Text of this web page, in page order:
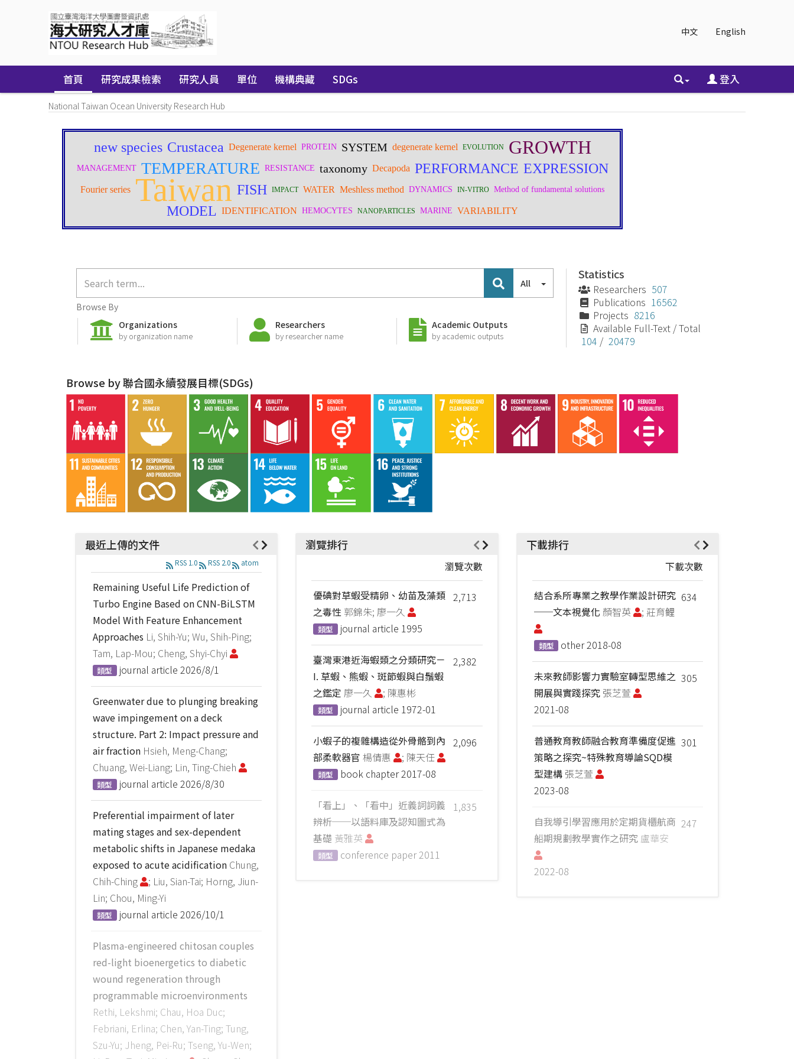
中文 English
首頁 研究成果檢索 研究人員 單位 機構典藏 SDGs 登入
National Taiwan Ocean University Research Hub
All
Browse By
Organizations
by organization name
Researchers
by researcher name
Academic Outputs
by academic outputs
Statistics
Researchers 507
Publications 16562
Projects 8216
Available Full-Text / Total
104 / 20479
Browse by 聯合國永續發展目標(SDGs)
最近上傳的文件
RSS 1.0 RSS 2.0 atom
Remaining Useful Life Prediction of
Turbo Engine Based on CNN-BiLSTM
Model With Feature Enhancement
Approaches Li, Shih-Yu; Wu, Shih-Ping;
Tam, Lap-Mou; Cheng, Shyi-Chyi
類型 journal article 2026/8/1
Greenwater due to plunging breaking
wave impingement on a deck
structure. Part 2: Impact pressure and
air fraction Hsieh, Meng-Chang;
Chuang, Wei-Liang; Lin, Ting-Chieh
類型 journal article 2026/8/30
Preferential impairment of later
mating stages and sex-dependent
metabolic shifts in Japanese medaka
exposed to acute acidification Chung,
Chih-Ching
; Liu, Sian-Tai; Horng, Jiun-
Lin; Chou, Ming-Yi
類型 journal article 2026/10/1
Plasma-engineered chitosan couples
red-light bioenergetics to diabetic
wound regeneration through
programmable microenvironments
Rethi, Lekshmi; Chau, Hoa Duc;
Febriani, Erlina; Chen, Yan-Ting; Tung,
Szu-Yu; Jheng, Pei-Ru; Tseng, Yu-Wen;
瀏覽排行
瀏覽次數
2,713
優碘對草蝦受精卵、幼苗及藻類
之毒性郭錦朱; 廖一久
類型 journal article 1995
2,382
臺灣東港近海蝦類之分類研究－
I. 草蝦、熊蝦、斑節蝦與白鬚蝦
之鑑定 廖一久 ; 陳惠彬
類型 journal article 1972-01
2,096
小蝦子的複雜構造從外骨骼到內
部柔軟器官 楊倩惠 ; 陳天任
類型 book chapter2017-08
1,835
「看上」、「看中」近義詞詞義
辨析──以語料庫及認知圖式為
基礎 黃雅英
類型 conference paper2011
下載排行
下載次數
634
結合系所專業之教學作業設計研究
──文本視覺化 顏智英 ; 莊育鲤
類型 other2018-08
305
未來教師影響力實驗室轉型思維之
開展與實踐探究 張芝萱
2021-08
301
普通教育教師融合教育準備度促進
策略之探究~特殊教育導論SQD模
型建構 張芝萱
2023-08
247
自我導引學習應用於定期貨櫃航商
船期規劃教學實作之研究 盧華安
2022-08